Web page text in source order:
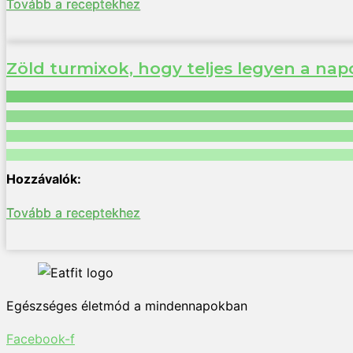
Tovább a receptekhez
Zöld turmixok, hogy teljes legyen a
Tovább a receptekhez
Egészséges életmód a mindennapokban
Facebook-f